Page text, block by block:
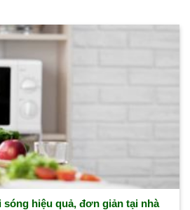
sóng hiệu quả, đơn giản tại nhà